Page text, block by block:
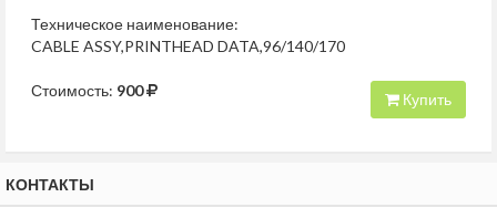
Техническое наименование:
CABLE ASSY,PRINTHEAD DATA,96/140/170
Стоимость: 900 Купить
КОНТАКТЫ